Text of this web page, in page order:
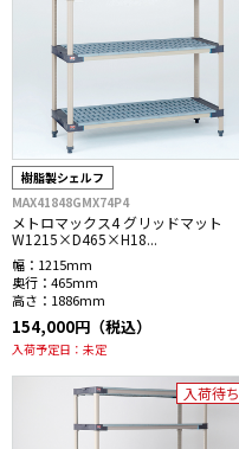
樹脂製シェルフ
MAX41848GMX74P4
メトロマックス4 グリッドマット
W1215×D465×H18...
幅： 1215mm
奥行： 465mm
高さ： 1886mm
154,000円（税込）
入荷予定日： 未定
入荷待ち